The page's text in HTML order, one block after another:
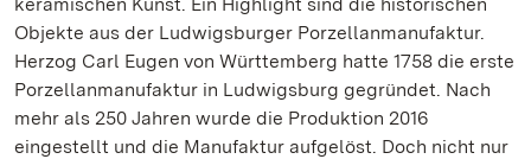
Objekte aus der Ludwigsburger Porzellanmanufaktur.
Herzog Carl Eugen von Württemberg hatte 1758 die erste
Porzellanmanufaktur in Ludwigsburg gegründet. Nach
mehr als 250 Jahren wurde die Produktion 2016
eingestellt und die Manufaktur aufgelöst. Doch nicht nur